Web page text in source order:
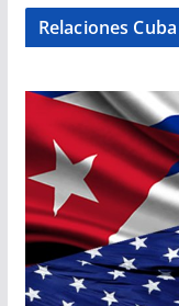
Relaciones Cuba